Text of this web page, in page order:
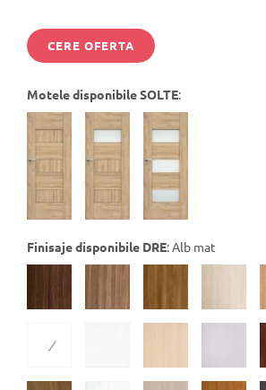
CERE OFERTA
Motele disponibile SOLTE:
Finisaje disponibile DRE:Alb mat